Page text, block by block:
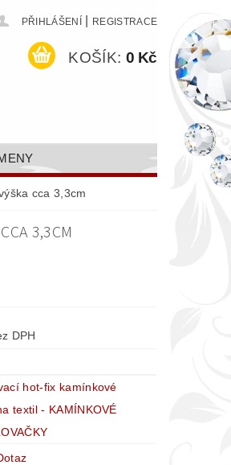
PŘIHLÁŠENÍ REGISTRACE
KOŠÍK: 0 Kč
GALERIEcca 3,3cm
3,3CM
bez DPH
hot-fix kamínkové
textil - KAMÍNKOVÉ